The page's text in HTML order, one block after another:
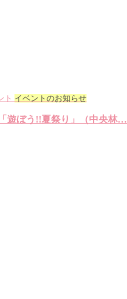
イベントのお知らせ
遊ぼう!!夏祭り」（中央林…